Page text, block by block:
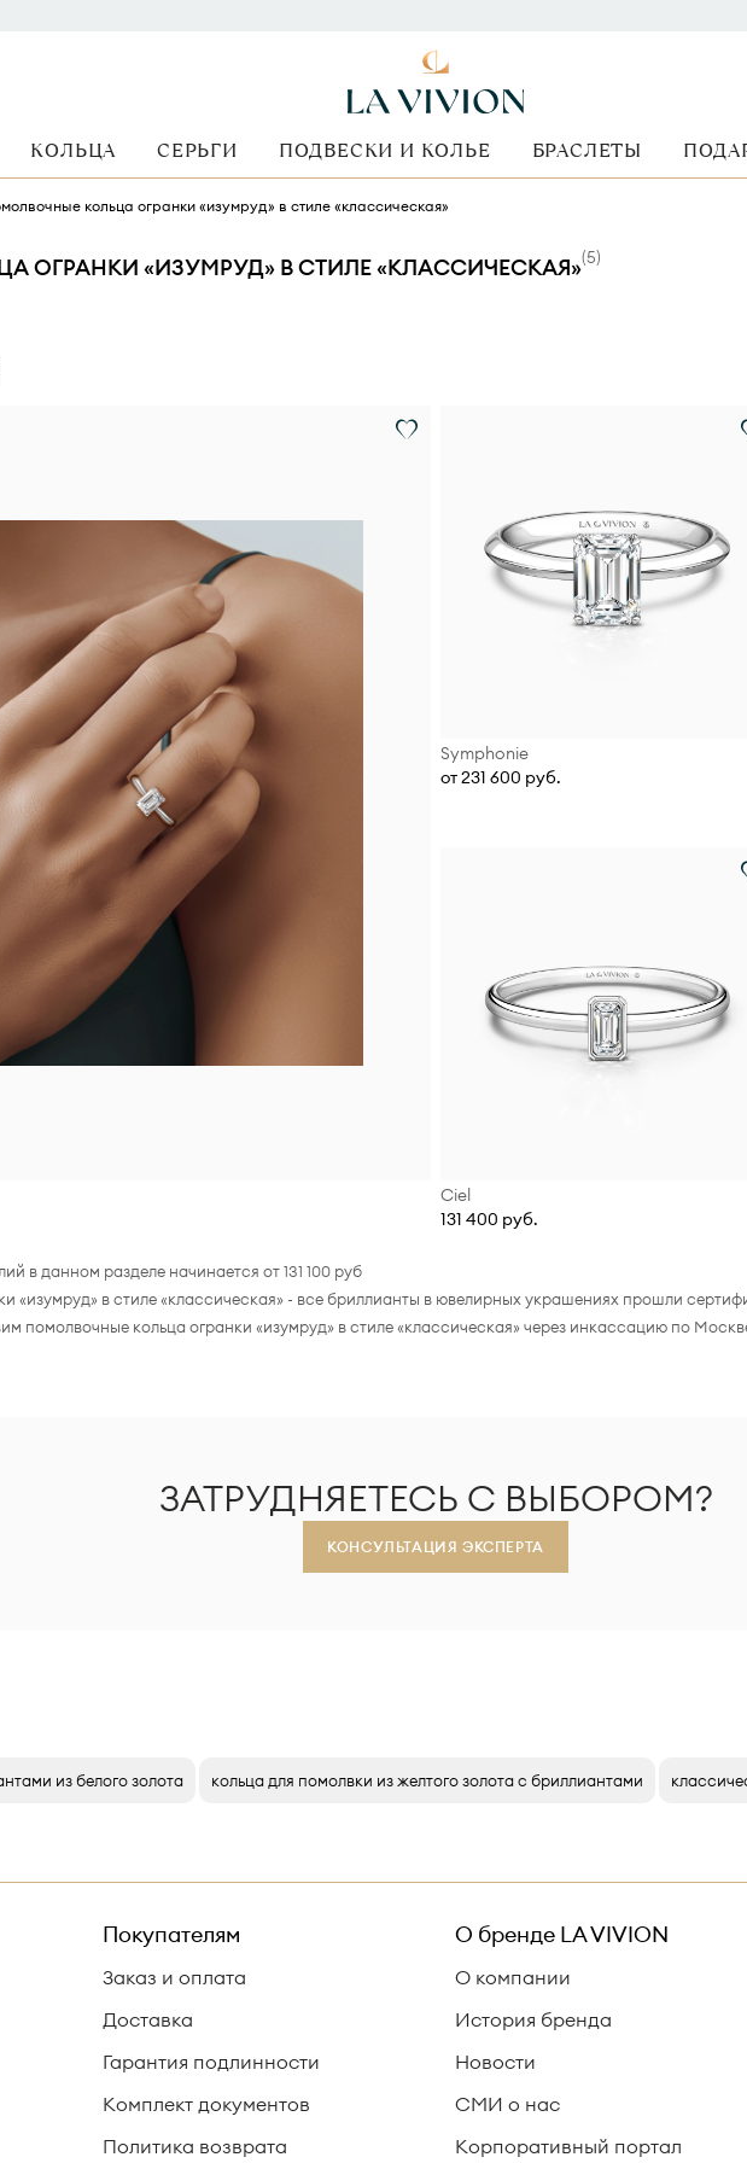
КОЛЬЦА СЕРЬГИ ПОДВЕСКИ И КОЛЬЕ БРАСЛЕТЫ
кольца огранки «изумруд» в стиле «классическая»
ОГРАНКИ «ИЗУМРУД» В СТИЛЕ «КЛАССИЧЕСКАЯ»(5)
Symphonie
от 231 600 руб.
Ciel
131 400 руб.
в данном разделе начинается от 131 100 руб
«изумруд» в стиле «классическая» - все бриллианты в ювелирных украшениях прошли
помолвочные кольца огранки «изумруд» в стиле «классическая» через инкассацию по
ЗАТРУДНЯЕТЕСЬ С ВЫБОРОМ?
КОНСУЛЬТАЦИЯ ЭКСПЕРТА
из белого золота кольца для помолвки из желтого золота с бриллиантами
Покупателям
Заказ и оплата
Доставка
Гарантия подлинности
Комплект документов
Политика возврата
О бренде LA VIVION
О компании
История бренда
Новости
СМИ о нас
Корпоративный портал